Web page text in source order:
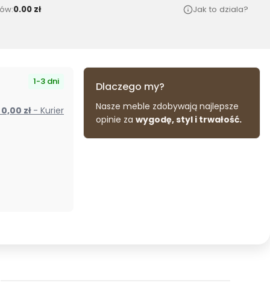
0.00 zł Jak to dziala?
1-3 dni
od 0,00 zł - Kurier
Dlaczego my?
Nasze meble zdobywają najlepsze
opinie za wygodę, styl i trwałość.